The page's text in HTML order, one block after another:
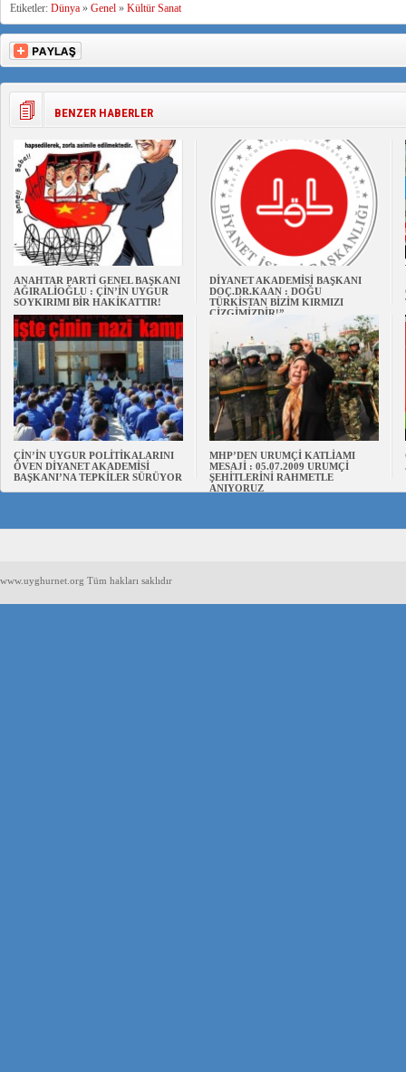
Etiketler: Dünya » Genel » Kültür Sanat
BENZER HABERLER
ANAHTAR PARTİ GENEL BAŞKANI
AĞIRALİOĞLU : ÇİN’İN UYGUR
SOYKIRIMI BİR HAKİKATTIR!
DİYANET AKADEMİSİ BAŞKANI
DOÇ.DR.KAAN : DOĞU
TÜRKİSTAN BİZİM KIRMIZI
ÇİZGİMİZDİR!”
ÇİN’İN UYGUR POLİTİKALARINI
ÖVEN DİYANET AKADEMİSİ
BAŞKANI’NA TEPKİLER SÜRÜYOR
MHP’DEN URUMÇİ KATLİAMI
MESAJİ : 05.07.2009 URUMÇİ
ŞEHİTLERİNİ RAHMETLE
ANIYORUZ
www.uyghurnet.org Tüm hakları saklıdır